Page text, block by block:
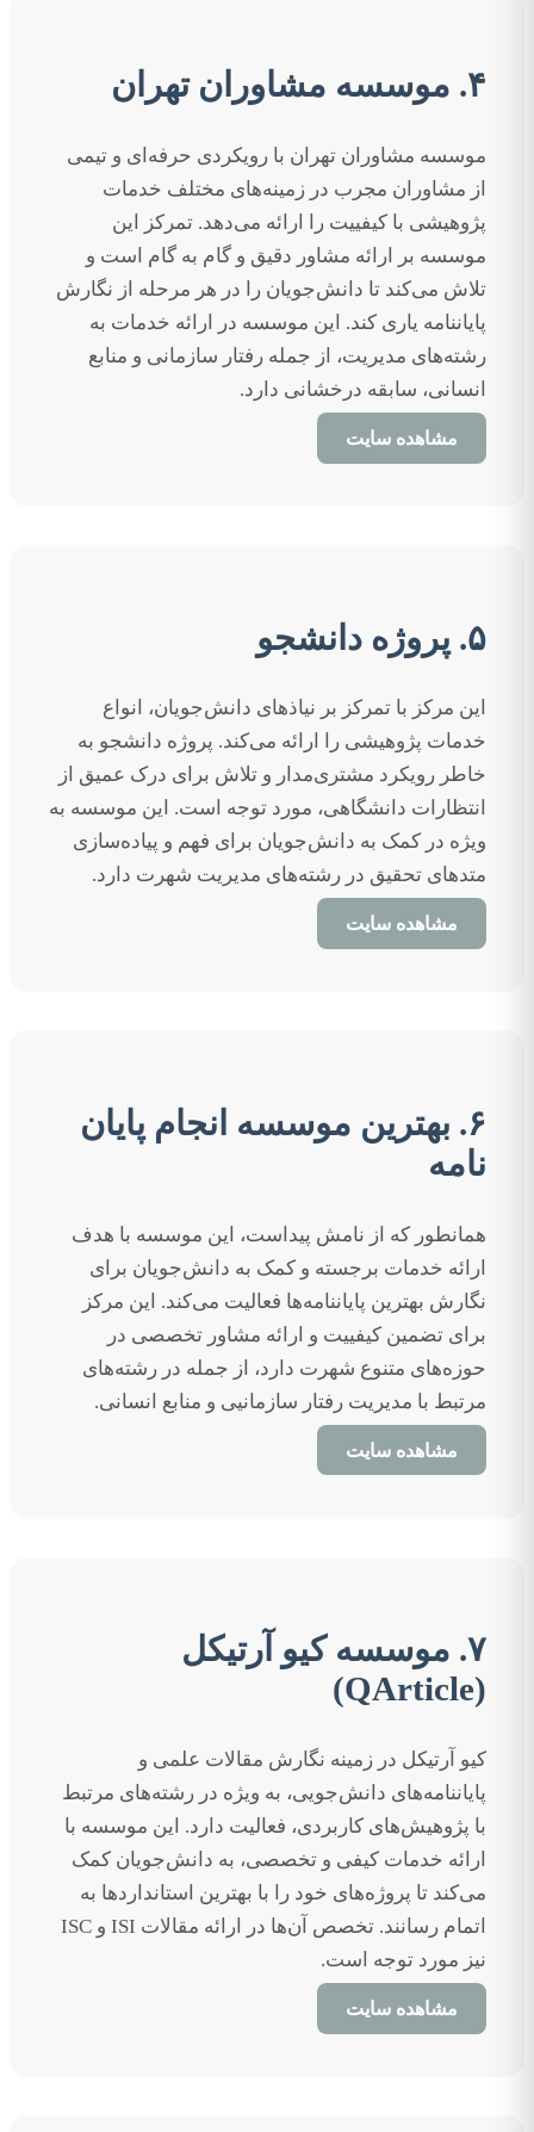
۴. موسسه مشاوران تهران
موسسه مشاوران تهران با رویکردی حرفه‌ای و تیمی
از مشاوران مجرب در زمینه‌های مختلف خدمات
پژوهیشی با کیفییت را ارائه می‌دهد. تمرکز این
موسسه بر ارائه مشاور دقیق و گام به گام است و
تلاش می‌کند تا دانش‌جویان را در هر مرحله از نگارش
پایاننامه یاری کند. این موسسه در ارائه خدمات به
رشته‌های مدیریت، از جمله رفتار سازمانی و منابع
انسانی، سابقه درخشانی دارد.
مشاهده سایت
۵. پروژه دانشجو
این مرکز با تمرکز بر نیاذهای دانش‌جویان، انواع
خدمات پژوهیشی را ارائه می‌کند. پروژه دانشجو به
خاطر رویکرد مشتری‌مدار و تلاش برای درک عمیق از
انتظارات دانشگاهی، مورد توجه است. این موسسه به
ویژه در کمک به دانش‌جویان برای فهم و پیاده‌سازی
متدهای تحقیق در رشته‌های مدیریت شهرت دارد.
مشاهده سایت
۶. بهترین موسسه انجام پایان
نامه
همانطور که از نامش پیداست، این موسسه با هدف
ارائه خدمات برجسته و کمک به دانش‌جویان برای
نگارش بهترین پایاننامه‌ها فعالیت می‌کند. این مرکز
برای تضمین کیفییت و ارائه مشاور تخصصی در
حوزه‌های متنوع شهرت دارد، از جمله در رشته‌های
مرتبط با مدیریت رفتار سازمانیی و منابع انسانی.
مشاهده سایت
۷. موسسه کیو آرتیکل
(QArticle)
کیو آرتیکل در زمینه نگارش مقالات علمی و
پایاننامه‌های دانش‌جویی، به ویژه در رشته‌های مرتبط
با پژوهیش‌های کاربردی، فعالیت دارد. این موسسه با
ارائه خدمات کیفی و تخصصی، به دانش‌جویان کمک
می‌کند تا پروژه‌های خود را با بهترین استانداردها به
اتمام رسانند. تخصص آن‌ها در ارائه مقالات ISI و ISC
نیز مورد توجه است.
مشاهده سایت